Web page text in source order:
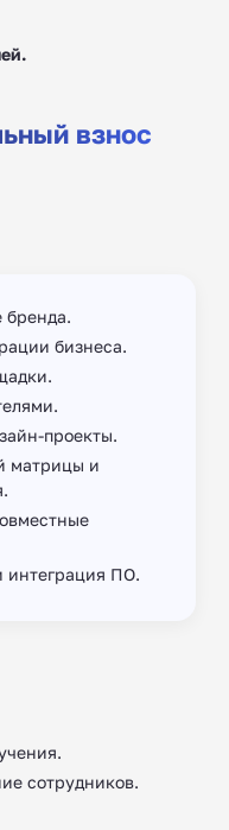
взнос
бренда.
бизнеса.
проекты.
матрицы и
интеграция ПО.
сотрудников.